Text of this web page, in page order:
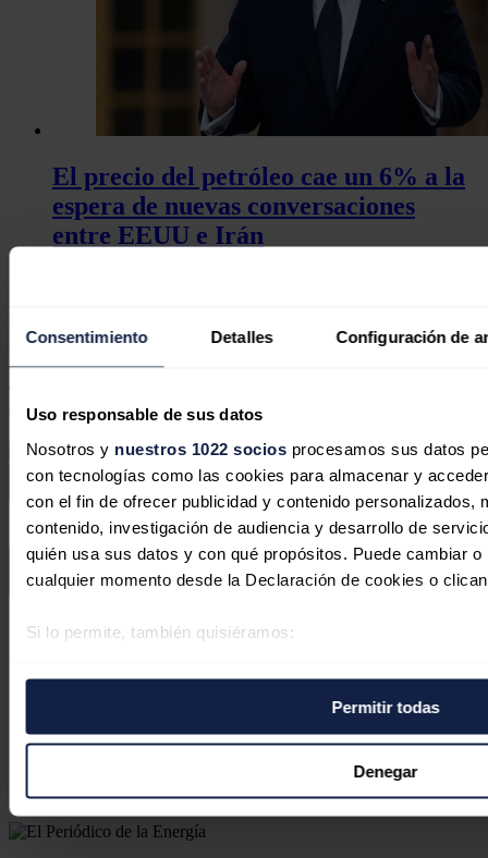
Consentimiento Detalles Configuración de
Uso responsable de sus datos
Nosotros y nuestros 1022 sociosprocesamos sus datos
con tecnologías como las cookies para almacenar y
con el fin de ofrecer publicidad y contenido personalizados,
contenido, investigación de audiencia y desarrollo de
quién usa sus datos y con qué propósitos. Puede cambiar
cualquier momento desde la Declaración de cookies o
Si lo permite, también quisiéramos:
Identificar su dispositivo analizándolo activamente
específicas (huellas digitales)
Obtenga más información sobre cómo se procesan sus
preferencias en lasección de datos. Puede cambiar o
momento en la Declaración de cookies.
Permitir todas
Denegar
El precio del petróleo cae un 6% a la
espera de nuevas conversaciones
entre EEUU e Irán
campos son obligatorios
Este sitio web está protegido por reCAPTCHA y la
privacidadyTérminos de serviciode Google aplican.
Enviar comentario
Síguenos en redes sociales